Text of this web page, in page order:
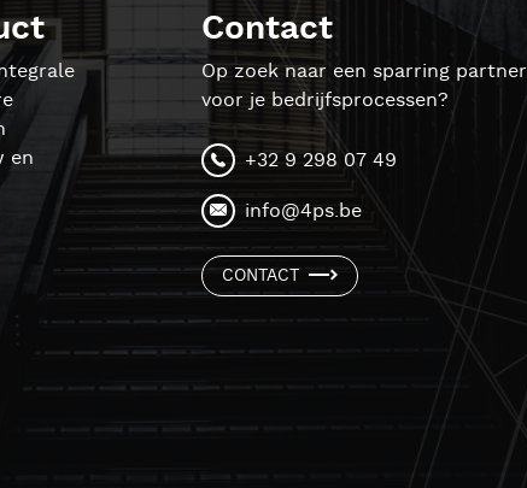
en
Contact
Op zoek naar een sparring partner
voor je bedrijfsprocessen?
+32 9 298 07 49
info@4ps.be
CONTACT